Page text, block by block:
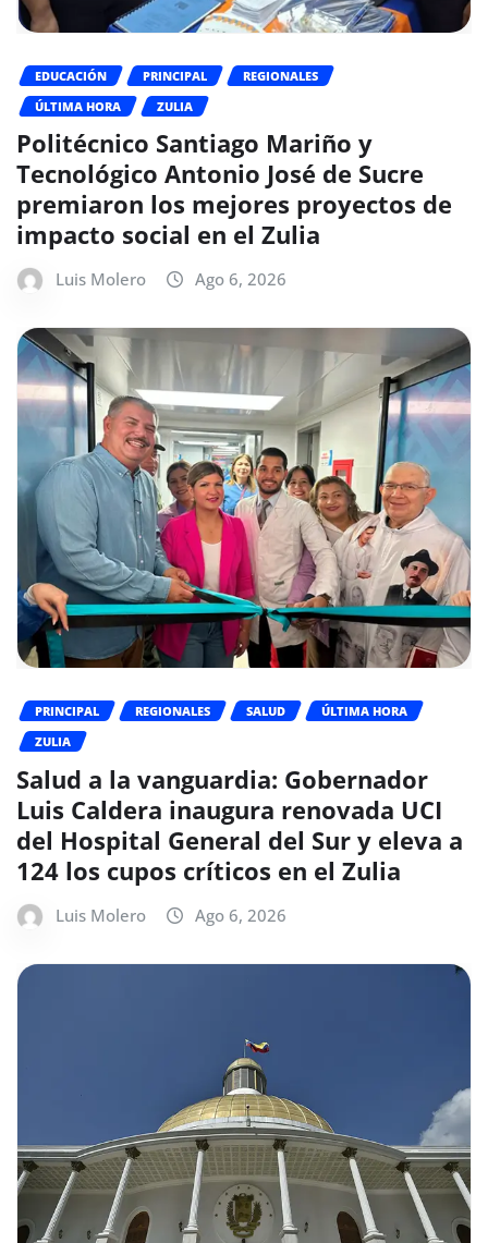
EDUCACIÓN PRINCIPAL
REGIONALES
ÚLTIMA HORA
ZULIA
Politécnico Santiago Mariño y
Tecnológico Antonio José de Sucre
premiaron los mejores proyectos de
impacto social en el Zulia
Luis Molero Ago 6, 2026
PRINCIPAL REGIONALES SALUD
ÚLTIMA HORA
ZULIA
Salud a la vanguardia: Gobernador
Luis Caldera inaugura renovada UCI
del Hospital General del Sur y eleva a
124 los cupos críticos en el Zulia
Luis Molero Ago 6, 2026